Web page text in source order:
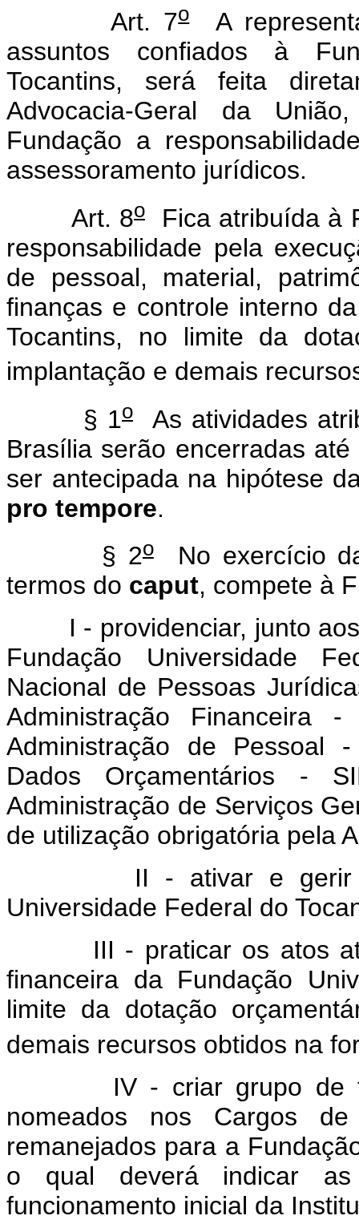
Art. 7oA
assuntos confiados à
Tocantins, será feita
Advocacia-Geral da
Fundação a
assessoramento jurídicos.
Art. 8o Fica atribuída à
responsabilidade pela
de pessoal, material,
finanças e controle interno
Tocantins, no limite da
implantação e demais
§ 1o As atividades
Brasília serão encerradas
ser antecipada na hipótese
pro tempore.
§ 2oNo exercício
termos do caput, compete à
I - providenciar, junto aos
Fundação Universidade
Nacional de Pessoas
Administração Financeira
Administração de Pessoal
Dados Orçamentários -
Administração de Serviços
de utilização obrigatória pela
II - ativar e gerir a
Universidade Federal do
III - praticar os atos
financeira da Fundação
limite da dotação
demais recursos obtidos na
IV - criar grupo de
nomeados nos Cargos
remanejados para a
o qual deverá indicar as
funcionamento inicial da